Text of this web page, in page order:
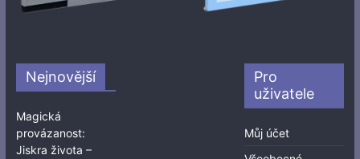
Nejnovější
Magická
provázanost:
Jiskra života –
Pro
uživatele
Můj účet